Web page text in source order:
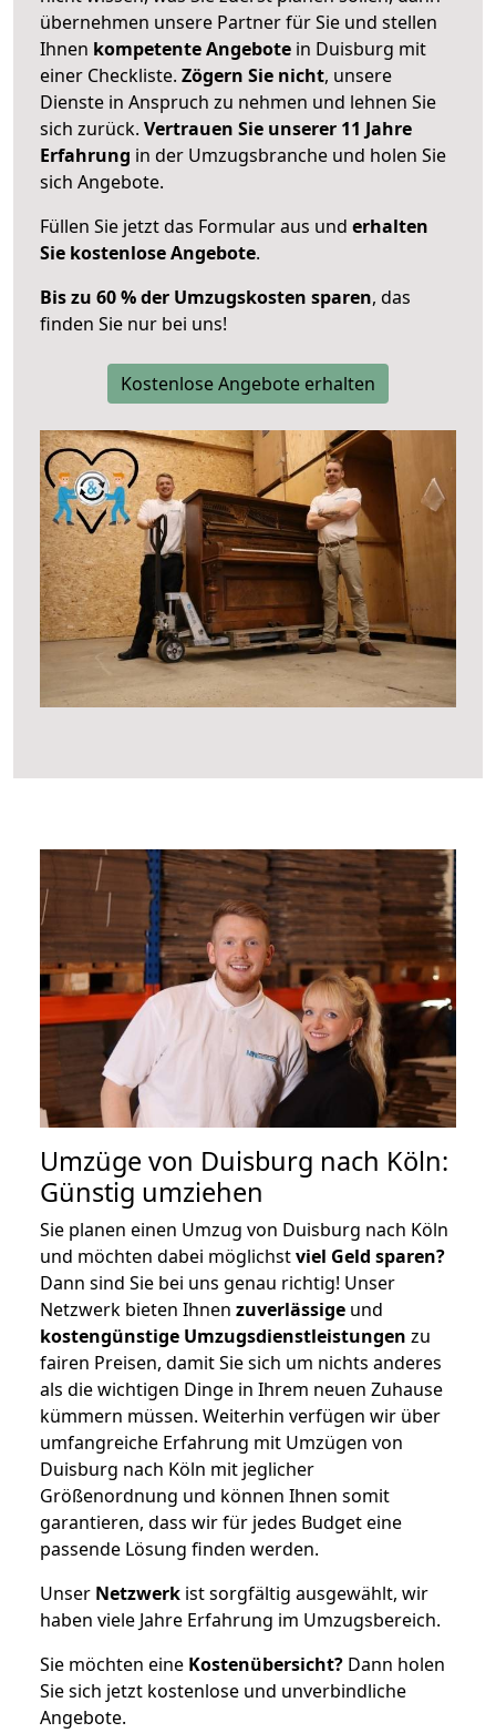
übernehmen unsere Partner für Sie und stellen
Ihnen kompetente Angebote in Duisburg mit
einer Checkliste. Zögern Sie nicht, unsere
Dienste in Anspruch zu nehmen und lehnen Sie
sich zurück. Vertrauen Sie unserer 11 Jahre
Erfahrung in der Umzugsbranche und holen Sie
sich Angebote.
Füllen Sie jetzt das Formular aus und erhalten
Sie kostenlose Angebote.
Bis zu 60 % der Umzugskosten sparen, das
finden Sie nur bei uns!
Kostenlose Angebote erhalten
Umzüge von Duisburg nach Köln:
Günstig umziehen
Sie planen einen Umzug von Duisburg nach Köln
und möchten dabei möglichstviel Geld sparen?
Dann sind Sie bei uns genau richtig! Unser
Netzwerk bieten Ihnen zuverlässige und
kostengünstige Umzugsdienstleistungen zu
fairen Preisen, damit Sie sich um nichts anderes
als die wichtigen Dinge in Ihrem neuen Zuhause
kümmern müssen. Weiterhin verfügen wir über
umfangreiche Erfahrung mit Umzügen von
Duisburg nach Köln mit jeglicher
Größenordnung und können Ihnen somit
garantieren, dass wir für jedes Budget eine
passende Lösung finden werden.
Unser Netzwerk ist sorgfältig ausgewählt, wir
haben viele Jahre Erfahrung im Umzugsbereich.
Sie möchten eine Kostenübersicht? Dann holen
Sie sich jetzt kostenlose und unverbindliche
Angebote.